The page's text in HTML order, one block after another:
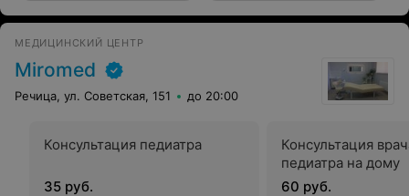
МЕДИЦИНСКИЙ ЦЕНТР
Miromed
Речица, ул. Советская, 151 до 20:00
Консультация педиатра
35 руб.
Консультация
педиатра на дому
60 руб.